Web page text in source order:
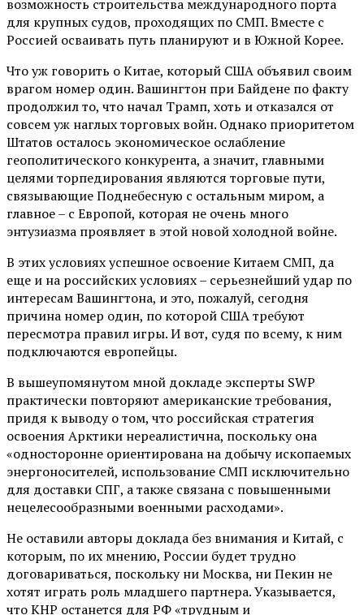
возможность строительства международного порта
для крупных судов, проходящих по СМП. Вместе с
Россией осваивать путь планируют и в Южной Корее.
Что уж говорить о Китае, который США объявил своим
врагом номер один. Вашингтон при Байдене по факту
продолжил то, что начал Трамп, хоть и отказался от
совсем уж наглых торговых войн. Однако приоритетом
Штатов осталось экономическое ослабление
геополитического конкурента, а значит, главными
целями торпедирования являются торговые пути,
связывающие Поднебесную с остальным миром, а
главное – с Европой, которая не очень много
энтузиазма проявляет в этой новой холодной войне.
В этих условиях успешное освоение Китаем СМП, да
еще и на российских условиях – серьезнейший удар по
интересам Вашингтона, и это, пожалуй, сегодня
причина номер один, по которой США требуют
пересмотра правил игры. И вот, судя по всему, к ним
подключаются европейцы.
В вышеупомянутом мной докладе эксперты SWP
практически повторяют американские требования,
придя к выводу о том, что российская стратегия
освоения Арктики нереалистична, поскольку она
«односторонне ориентирована на добычу ископаемых
энергоносителей, использование СМП исключительно
для доставки СПГ, а также связана с повышенными
нецелесообразными военными расходами».
Не оставили авторы доклада без внимания и Китай, с
которым, по их мнению, России будет трудно
договариваться, поскольку ни Москва, ни Пекин не
хотят играть роль младшего партнера. Указывается,
что КНР останется для РФ «трудным и